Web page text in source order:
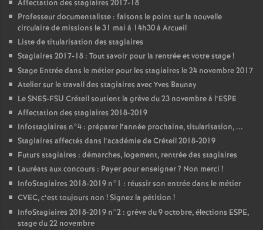
Affectation des stagiaires 2017-18
Professeur documentaliste : faisons le point sur la nouvelle
circulaire de missions le 31 mai à 14h30 à Arcueil
Liste de titularisation des stagiaires
Stagiaires 2017-18 : Tout savoir pour la rentrée et votre stage!
Stage Entrée dans le métier pour les stagiaires le 24 novembre 2017
Atelier sur le travail des stagiaires avec Yves Baunay
LeSNES-FSU Créteil soutient la grève du 23 novembre à l’ESPE
Affectation des stagiaires 2018-2019
Infostagiaires n°4 : préparer l’année prochaine, titularisation, ...
Stagiaires affectés dans l’académie de Créteil 2018-2019
Futurs stagiaires : démarches, logement, rentrée des stagiaires
Lauréats aux concours : Payer pour enseigner? Non merci !
InfoStagiaires 2018-2019 n°1 : réussir son entrée dans le métier
CVEC, c’est toujours non ! Signez la pétition !
InfoStagiaires 2018-2019 n°2 : grève du 9 octobre, élections ESPE,
stage du 22 novembre